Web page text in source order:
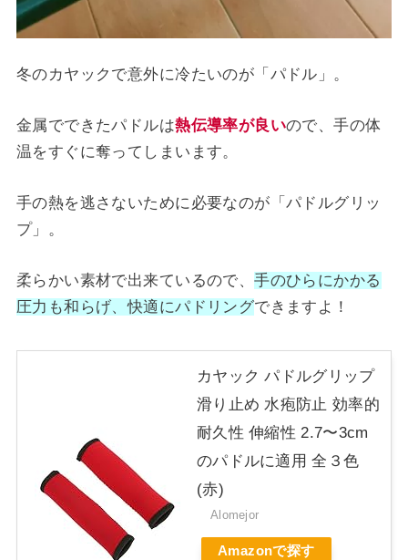
冬のカヤックで意外に冷たいのが「パドル」。
金属でできたパドルは熱伝導率が良いので、手の体
温をすぐに奪ってしまいます。
手の熱を逃さないために必要なのが「パドルグリッ
プ」。
柔らかい素材で出来ているので、手のひらにかかる
圧力も和らげ、快適にパドリングできますよ！
カヤック パドルグリップ
滑り止め 水疱防止 効率的
耐久性 伸縮性 2.7〜3cm
のパドルに適用 全３色
(赤)
Alomejor
Amazonで探す